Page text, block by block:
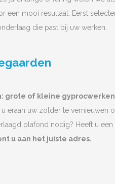
een mooi resultaat. Eerst
die past bij uw werken.
grote of kleine
u eraan uw zolder te vernieuwen
plafond nodig? Heeft u een
u aan het juiste adres.